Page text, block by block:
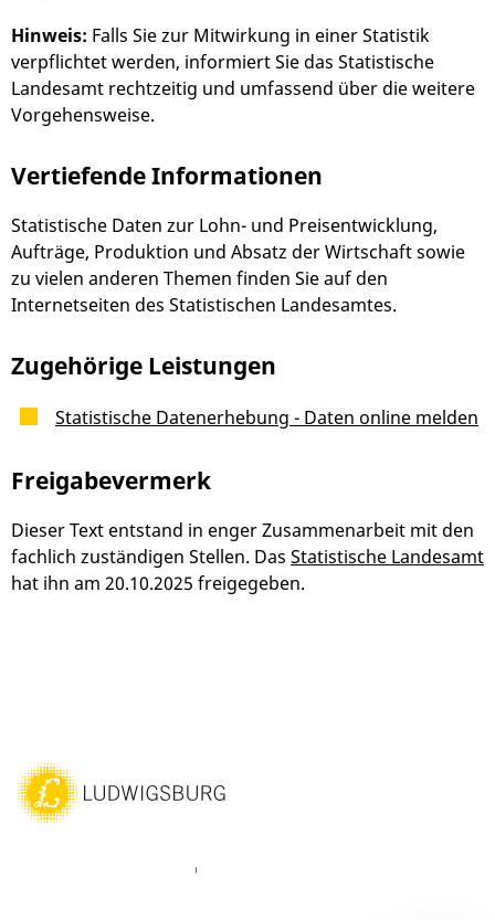
Hinweis: Falls Sie zur Mitwirkung in einer Statistik
verpflichtet werden, informiert Sie das Statistische
Landesamt rechtzeitig und umfassend über die weitere
Vorgehensweise.
Vertiefende Informationen
Statistische Daten zur Lohn- und Preisentwicklung,
Aufträge, Produktion und Absatz der Wirtschaft sowie
zu vielen anderen Themen finden Sie auf den
Internetseiten des Statistischen Landesamtes.
Zugehörige Leistungen
Statistische Datenerhebung - Daten online melden
Freigabevermerk
Dieser Text entstand in enger Zusammenarbeit mit den
fachlich zuständigen Stellen. Das Statistische Landesamt
hat ihn am 20.10.2025 freigegeben.
LinkedIn